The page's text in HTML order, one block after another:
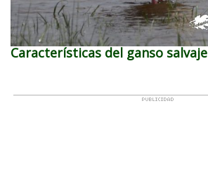
Características del ganso salvaje